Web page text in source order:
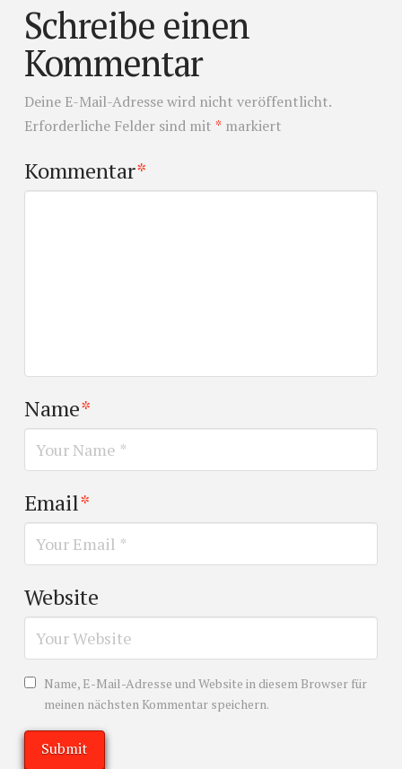
Schreibe einen
Kommentar
Deine E-Mail-Adresse wird nicht veröffentlicht.
Erforderliche Felder sind mit * markiert
Kommentar*
Name*
Email*
Website
Name, E-Mail-Adresse und Website in diesem Browser für
meinen nächsten Kommentar speichern.